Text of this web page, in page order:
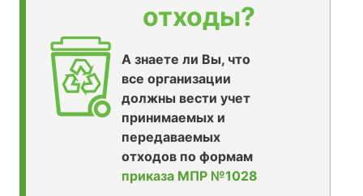
отходы?
А знаете ли Вы, что
все организации
должны вести учет
принимаемых и
передаваемых
отходов по формам
приказа МПР №1028